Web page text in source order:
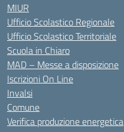
MIUR
Ufficio Scolastico Regionale
Ufficio Scolastico Territoriale
Scuola in Chiaro
MAD – Messe a disposizione
Iscrizioni On Line
Invalsi
Comune
Verifica produzione energetica